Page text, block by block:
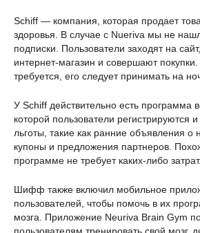
Schiff — компания, которая продает
здоровья. В случае с Nueriva мы не
подписки. Пользователи заходят на
интернет-магазин и совершают
требуется, его следует принимать на
У Schiff действительно есть программа
которой пользователи регистрируются
льготы, такие как ранние объявления о
купоны и предложения партнеров.
программе не требует каких-либо затрат.
Шифф также включил мобильное
пользователей, чтобы помочь в их
мозга. Приложение Neuriva Brain Gym